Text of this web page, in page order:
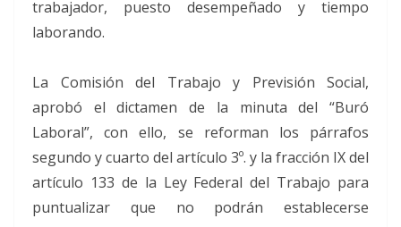
trabajador, puesto desempeñado y tiempo
laborando.
La Comisión del Trabajo y Previsión Social,
aprobó el dictamen de la minuta del “Buró
Laboral”, con ello, se reforman los párrafos
segundo y cuarto del artículo 3º. y la fracción IX del
artículo 133 de la Ley Federal del Trabajo para
puntualizar que no podrán establecerse